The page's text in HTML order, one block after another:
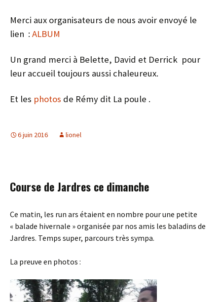
Merci aux organisateurs de nous avoir envoyé le
lien : ALBUM
Un grand merci à Belette, David et Derrick pour
leur accueil toujours aussi chaleureux.
Et les photos de Rémy dit La poule .
6 juin 2016 lionel
Course de Jardres ce dimanche
Ce matin, les run ars étaient en nombre pour une petite
« balade hivernale » organisée par nos amis les baladins de
Jardres. Temps super, parcours très sympa.
La preuve en photos :